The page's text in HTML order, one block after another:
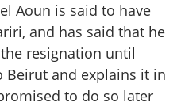
Aoun is said to have
and has said that he
resignation until
Beirut and explains it in
to do so later